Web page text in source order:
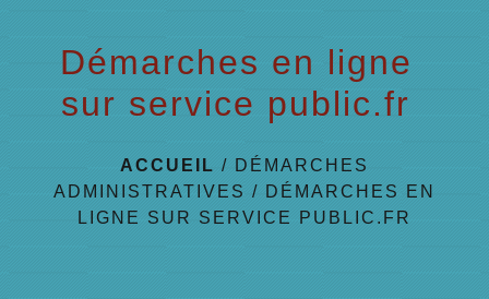
Démarches en ligne
sur service public.fr
ACCUEIL / DÉMARCHES
ADMINISTRATIVES / DÉMARCHES EN
LIGNE SUR SERVICE PUBLIC.FR